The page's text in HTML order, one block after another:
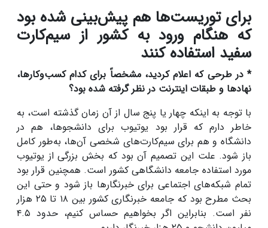
برای توریست‌ها هم پیش‌بینی شده بود
که هنگام ورود به کشور از سیم‌کارت
سفید استفاده کنند
* در طرحی که اعلام کردید، مشخصاً برای کدام کسب‌وکارها،
نهادها و طبقات اینترنت در نظر گرفته شده بود؟
با توجه به اینکه چهار یا پنج سال از آن زمان گذشته است، به
خاطر دارم که قرار بود یوتیوب برای دانشجوها، هم در
دانشگاه و هم برای سیم‌کارت‌های شخصی آن‌ها، به‌طور کامل
باز شود. علت این تصمیم آن بود که بخش بزرگی از یوتیوب
مورد استفاده جامعه دانشگاهی کشور است. همچنین قرار بود
تمام شبکه‌های اجتماعی برای خبرنگارها باز شود و حتی این
بحث مطرح بود که جامعه خبرنگاری کشور بین ۱۸ تا ۲۵ هزار
نفر است. بنابراین اگر بخواهیم حساس کنیم، حدود ۴.۵